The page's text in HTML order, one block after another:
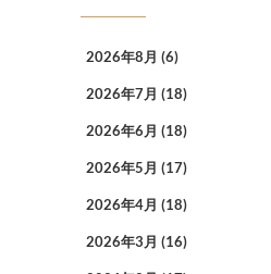
2026年8月 (6)
2026年7月 (18)
2026年6月 (18)
2026年5月 (17)
2026年4月 (18)
2026年3月 (16)